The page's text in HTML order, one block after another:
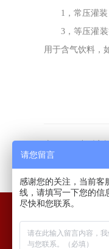
1，常压灌
3，等压灌
用于含气饮料，
下一篇：
电动轧
长沙步源制
请您留言
感谢您的关注，当前客
线，请填写一下您的信
尽快和您联系。